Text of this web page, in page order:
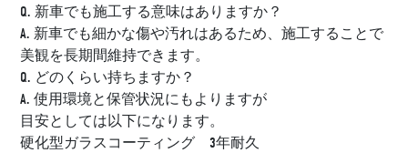
Q. 新車でも施工する意味はありますか？
A. 新車でも細かな傷や汚れはあるため、施工することで
美観を長期間維持できます。
Q. どのくらい持ちますか？
A. 使用環境と保管状況にもよりますが
目安としては以下になります。
硬化型ガラスコーティング 3年耐久